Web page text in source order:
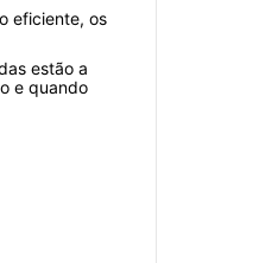
eficiente, os
estão a
e quando